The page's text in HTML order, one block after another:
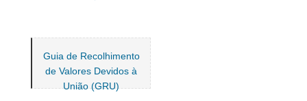
Guia de Recolhimento
de Valores Devidos à
União (GRU)